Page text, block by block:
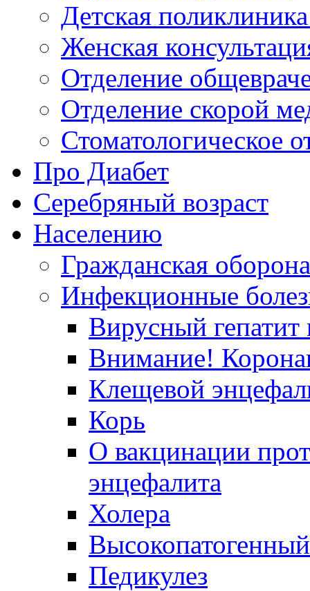
Детская
Женская
Отделение
Отделение скорой
Стоматологическое
Про Диабет
Серебряный возраст
Населению
Гражданская оборона
Инфекционные
Вирусный гепатит
Внимание!
Клещевой
Корь
О вакцинации
энцефалита
Холера
Педикулез